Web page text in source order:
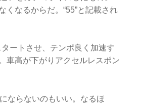
なるからだ。“55”と記載され
ートさせ、テンポ良く加速す
車高が下がりアクセルレスポン
ならないのもいい。なるほ